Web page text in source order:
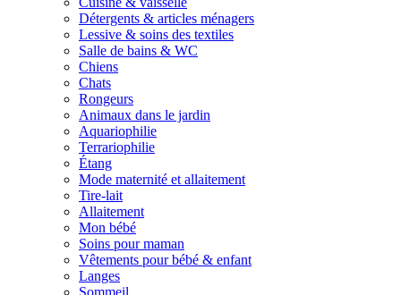
Détergents & articles ménagers
Lessive & soins des textiles
Salle de bains & WC
Chiens
Chats
Rongeurs
Animaux dans le jardin
Aquariophilie
Terrariophilie
Étang
Mode maternité et allaitement
Tire-lait
Allaitement
Mon bébé
Soins pour maman
Vêtements pour bébé & enfant
Langes
Sommeil